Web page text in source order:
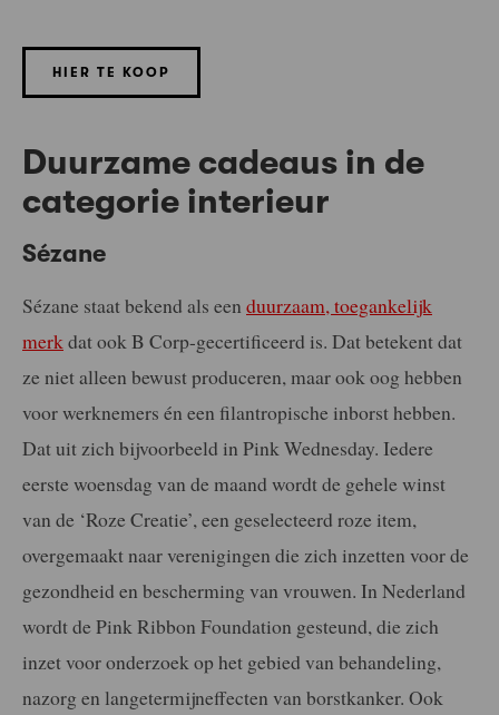
HIER TE KOOP
Duurzame cadeaus in de
categorie interieur
Sézane
Sézane staat bekend als een duurzaam, toegankelijk
merkdat ook B Corp-gecertificeerd is. Dat betekent dat
ze niet alleen bewust produceren, maar ook oog hebben
voor werknemers én een filantropische inborst hebben.
Dat uit zich bijvoorbeeld in Pink Wednesday. Iedere
eerste woensdag van de maand wordt de gehele winst
van de ‘Roze Creatie’, een geselecteerd roze item,
overgemaakt naar verenigingen die zich inzetten voor de
gezondheid en bescherming van vrouwen. In Nederland
wordt de Pink Ribbon Foundation gesteund, die zich
inzet voor onderzoek op het gebied van behandeling,
nazorg en langetermijneffecten van borstkanker. Ook